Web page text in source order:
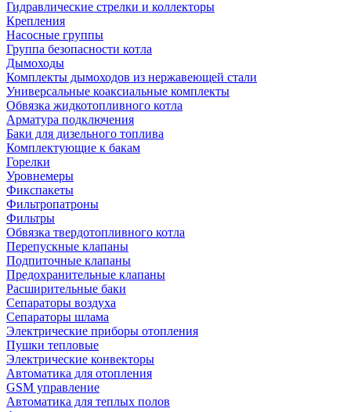
Гидравлические стрелки и коллекторы
Крепления
Насосные группы
Группа безопасности котла
Дымоходы
Комплекты дымоходов из нержавеющей стали
Универсальные коаксиальные комплекты
Обвязка жидкотопливного котла
Арматура подключения
Баки для дизельного топлива
Комплектующие к бакам
Горелки
Уровнемеры
Фикспакеты
Фильтропатроны
Фильтры
Обвязка твердотопливного котла
Перепускные клапаны
Подпиточные клапаны
Предохранительные клапаны
Расширительные баки
Сепараторы воздуха
Сепараторы шлама
Электрические приборы отопления
Пушки тепловые
Электрические конвекторы
Автоматика для отопления
GSM управление
Автоматика для теплых полов